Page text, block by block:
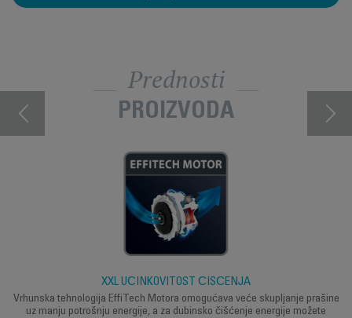
Prednosti
PROIZVODA
XXL UČINKOVITOST ČIŠĆENJA
Vrhunska tehnologija EffiTech Motora omogućava veće skupljanje prašine
uz manju potrošnju energije, a za dubinsko čišćenje energije možete